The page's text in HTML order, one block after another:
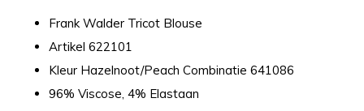
Frank Walder Tricot Blouse
Artikel 622101
Kleur Hazelnoot/Peach Combinatie 641086
96% Viscose, 4% Elastaan